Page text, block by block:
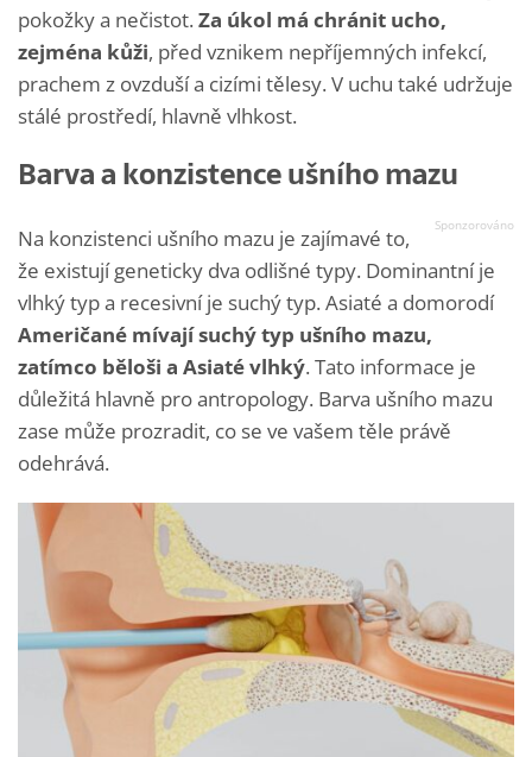
pokožky a nečistot. Za úkol má chránit ucho,
zejména kůži, před vznikem nepříjemných infekcí,
prachem z ovzduší a cizími tělesy. V uchu také udržuje
stálé prostředí, hlavně vlhkost.
Barva a konzistence ušního mazu
Na konzistenci ušního mazu je zajímavé to,
že existují geneticky dva odlišné typy. Dominantní je
vlhký typ a recesivní je suchý typ. Asiaté a domorodí
Američané mívají suchý typ ušního mazu,
zatímco běloši a Asiaté vlhký. Tato informace je
důležitá hlavně pro antropology. Barva ušního mazu
zase může prozradit, co se ve vašem těle právě
odehrává.